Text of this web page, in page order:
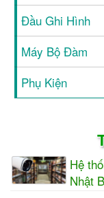
Đầu Ghi Hình
Máy Bộ Đàm
Phụ Kiện
Hệ
Nhật